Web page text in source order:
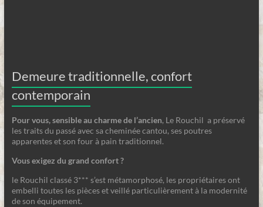
Demeure traditionnelle, confort
contemporain
Pour vous, sensible au charme de l’ancien, Le Rouchil a préservé
les traits du passé avec sa cheminée cantou, ses poutres
apparentes et son four à pain traditionnel.
Vous exigez du grand confort ?
le Rouchil classé 3*** s’est métamorphosé, les propriétaires ont
embelli toutes les pièces et veillé particulièrement à la modernité
de son équipement.